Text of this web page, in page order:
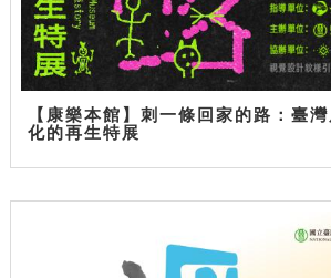
【康樂本館】刺一條回家的路：臺
化的再生特展